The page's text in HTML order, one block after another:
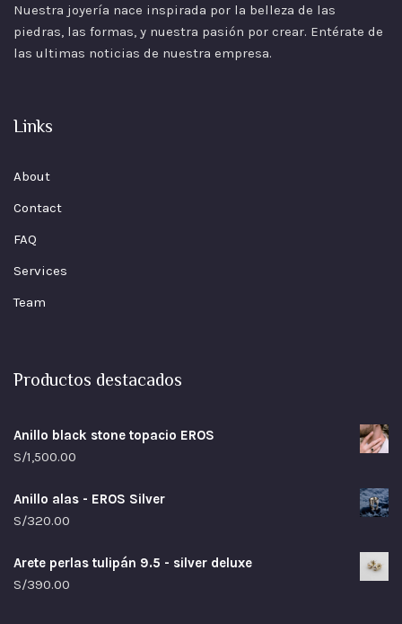
Nuestra joyería nace inspirada por la belleza de las
piedras, las formas, y nuestra pasión por crear. Entérate de
las ultimas noticias de nuestra empresa.
Links
About
Contact
FAQ
Services
Team
Productos destacados
Anillo black stone topacio EROS
S/1,500.00
Anillo alas - EROS Silver
S/320.00
Arete perlas tulipán 9.5 - silver deluxe
S/390.00